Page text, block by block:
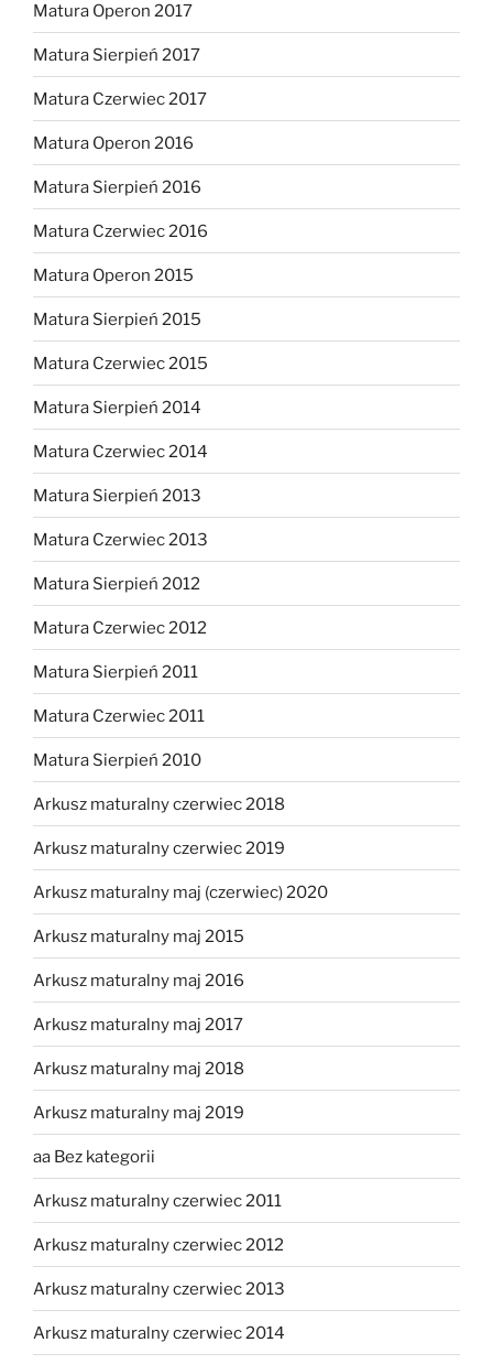
Matura Operon 2017
Matura Sierpień 2017
Matura Czerwiec 2017
Matura Operon 2016
Matura Sierpień 2016
Matura Czerwiec 2016
Matura Operon 2015
Matura Sierpień 2015
Matura Czerwiec 2015
Matura Sierpień 2014
Matura Czerwiec 2014
Matura Sierpień 2013
Matura Czerwiec 2013
Matura Sierpień 2012
Matura Czerwiec 2012
Matura Sierpień 2011
Matura Czerwiec 2011
Matura Sierpień 2010
Arkusz maturalny czerwiec 2018
Arkusz maturalny czerwiec 2019
Arkusz maturalny maj (czerwiec) 2020
Arkusz maturalny maj 2015
Arkusz maturalny maj 2016
Arkusz maturalny maj 2017
Arkusz maturalny maj 2018
Arkusz maturalny maj 2019
aa Bez kategorii
Arkusz maturalny czerwiec 2011
Arkusz maturalny czerwiec 2012
Arkusz maturalny czerwiec 2013
Arkusz maturalny czerwiec 2014